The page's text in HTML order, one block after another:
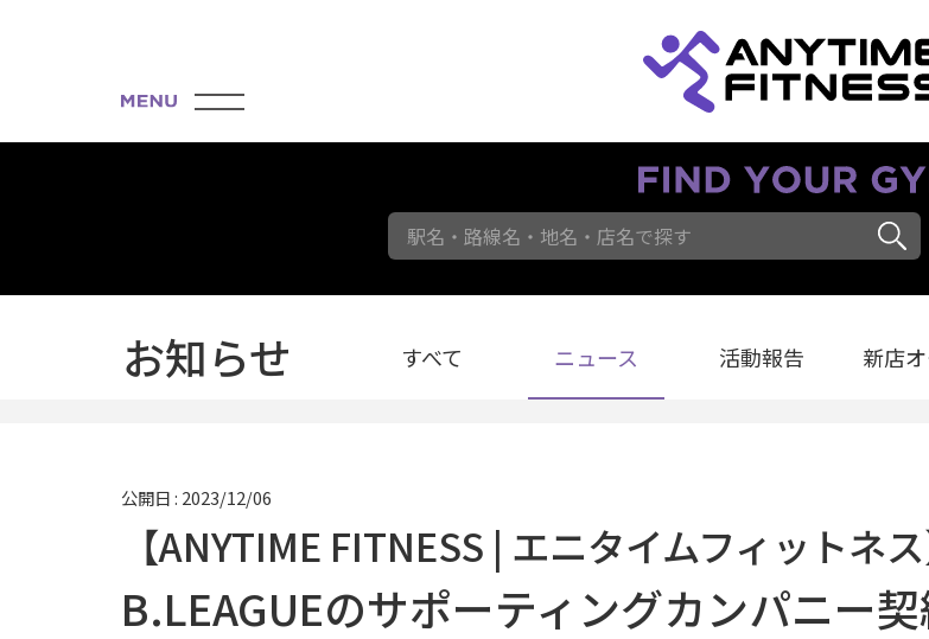
駅名・路線名・地名・店名で探す
お知らせ すべて ニュース 活動報告 新店
公開日 : 2023/12/06
【ANYTIME FITNESS | エニタイムフィットネス
B.LEAGUEのサポーティングカンパニー